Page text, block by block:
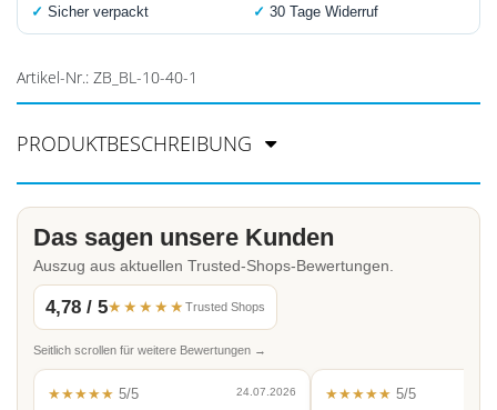
✓ Sicher verpackt ✓ 30 Tage Widerruf
Artikel-Nr.: ZB_BL-10-40-1
PRODUKTBESCHREIBUNG
Das sagen unsere Kunden
Auszug aus aktuellen Trusted-Shops-Bewertungen.
4,78 / 5★★★★★ Trusted Shops
Seitlich scrollen für weitere Bewertungen →
★★★★★ 5/5 24.07.2026 ★★★★★ 5/5